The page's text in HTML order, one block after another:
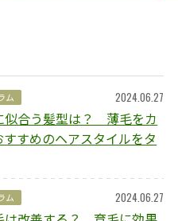
ム 2024.06.27
似合う髪型は？ 薄毛をカ
すめのヘアスタイルをタ
ム 2024.06.27